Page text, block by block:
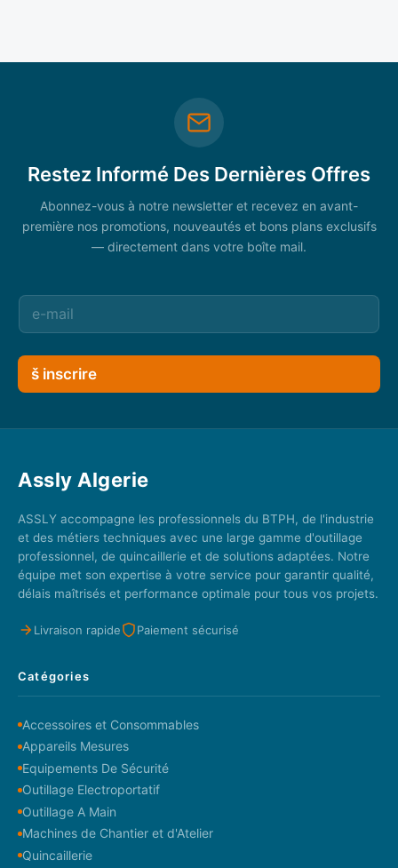
Restez Informé Des Dernières Offres
Abonnez-vous à notre newsletter et recevez en avant-
première nos promotions, nouveautés et bons plans exclusifs
— directement dans votre boîte mail.
š inscrire
Assly Algerie
ASSLY accompagne les professionnels du BTPH, de l'industrie
et des métiers techniques avec une large gamme d'outillage
professionnel, de quincaillerie et de solutions adaptées. Notre
équipe met son expertise à votre service pour garantir qualité,
délais maîtrisés et performance optimale pour tous vos projets.
Livraison rapide Paiement sécurisé
Catégories
Accessoires et Consommables
Appareils Mesures
Equipements De Sécurité
Outillage Electroportatif
Outillage A Main
Machines de Chantier et d'Atelier
Quincaillerie